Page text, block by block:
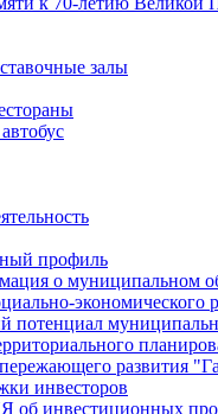
залы
профиль
о муниципальном
экономического
потенциал
развития
инвесторов
инвестиционных